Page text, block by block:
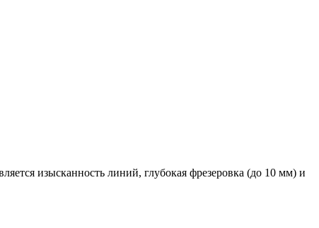
изысканность линий, глубокая фрезеровка (до 10 мм) и